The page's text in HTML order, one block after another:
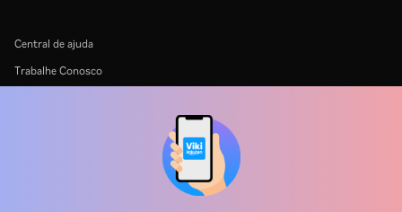
Central de ajuda
Trabalhe Conosco